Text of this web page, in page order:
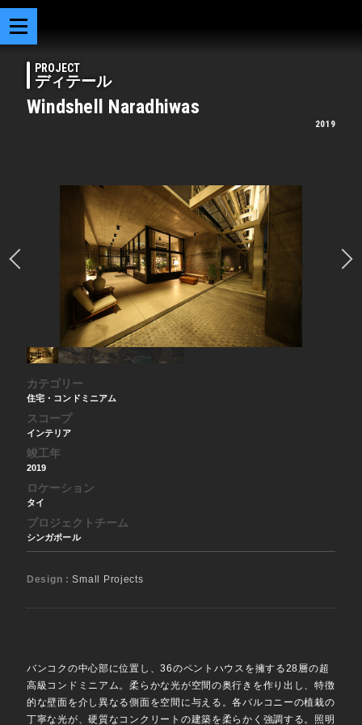
PROJECT
ディテール
Windshell Naradhiwas
2019
カテゴリー
住宅・コンドミニアム
スコープ
インテリア
竣工年
2019
ロケーション
タイ
プロジェクトチーム
シンガポール
Design :Small Projects
バンコクの中心部に位置し、36のペントハウスを擁する28層の超
高級コンドミニアム。柔らかな光が空間の奥行きを作り出し、特徴
的な壁面を介し異なる側面を空間に与える。各バルコニーの植栽の
丁寧な光が、硬質なコンクリートの建築を柔らかく強調する。照明